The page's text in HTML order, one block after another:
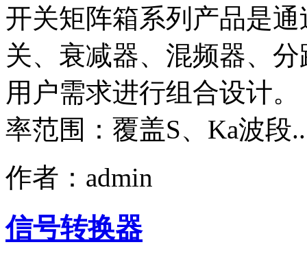
开关矩阵箱系列产品是
关、衰减器、混频器、
用户需求进行组合设计
率范围：覆盖S、Ka波段
作者：admin
信号转换器